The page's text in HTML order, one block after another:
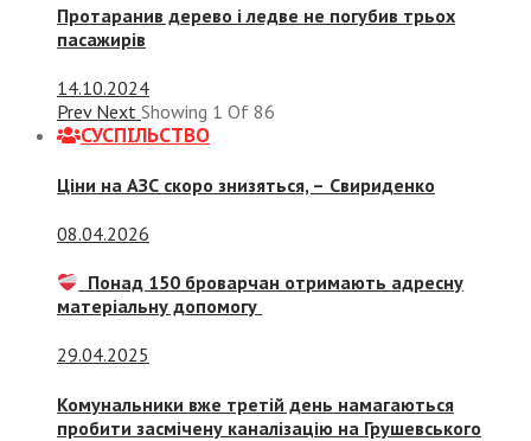
Протаранив дерево і ледве не погубив трьох
пасажирів
14.10.2024
Prev Next Showing 1 Of 86
СУСПIЛЬСТВО
Ціни на АЗС скоро знизяться, – Свириденко
08.04.2026
Понад 150 броварчан отримають адресну
матеріальну допомогу
29.04.2025
Комунальники вже третій день намагаються
пробити засмічену каналізацію на Грушевського